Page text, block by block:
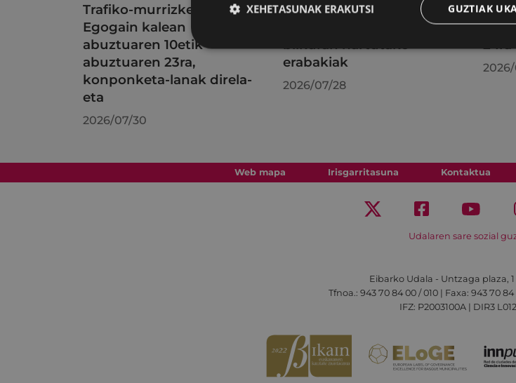
Trafiko-murrizketak
Egogain kalean
abuztuaren 10etik
abuztuaren 23ra,
konponketa-lanak direla-
eta
2026/07/30
Udalbatzak 2026ko
uztailaren 27an egindako
bilkuran hartutako
erabakiak
2026/07/28
Web mapa Irisgarritasuna Kontaktua
Udalaren sare sozial
Eibarko Udala - Untzaga plaza,
Tfnoa.: 943 70 84 00 / 010 | Faxa: 943 70
IFZ: P2003100A | DIR3
GUZTIAK
XEHETASUNAK ERAKUTSI